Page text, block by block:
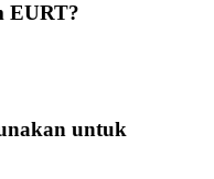
EURT?
untuk